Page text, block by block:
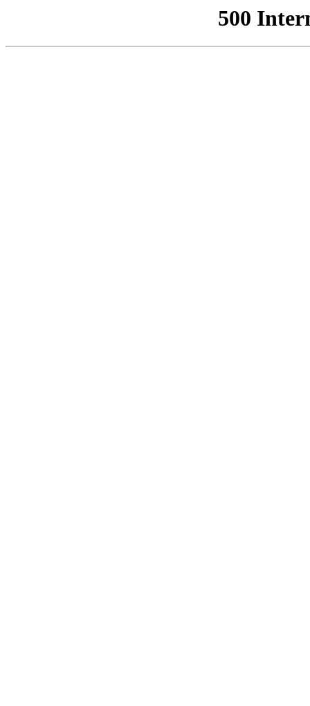
500